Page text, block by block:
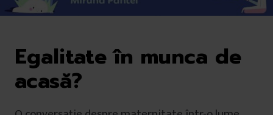
Egalitate în munca de
acasă?